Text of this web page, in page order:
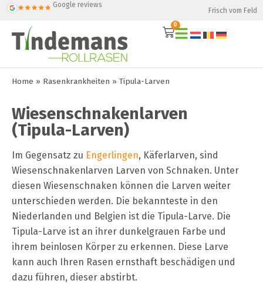
Google reviews
Frisch vom Feld
0
Home » Rasenkrankheiten » Tipula-Larven
Wiesenschnakenlarven
(Tipula-Larven)
Im Gegensatz zu Engerlingen, Käferlarven, sind
Wiesenschnakenlarven Larven von Schnaken. Unter
diesen Wiesenschnaken können die Larven weiter
unterschieden werden. Die bekannteste in den
Niederlanden und Belgien ist die Tipula-Larve. Die
Tipula-Larve ist an ihrer dunkelgrauen Farbe und
ihrem beinlosen Körper zu erkennen. Diese Larve
kann auch Ihren Rasen ernsthaft beschädigen und
dazu führen, dieser abstirbt.